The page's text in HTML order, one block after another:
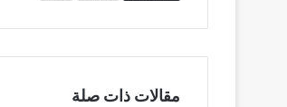
مقالات ذات صلة